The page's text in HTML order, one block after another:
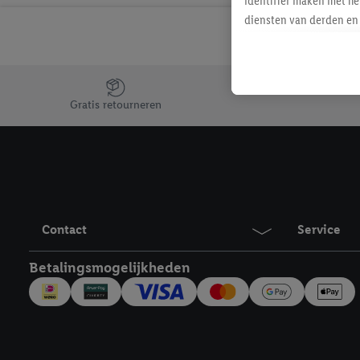
Jouw voordelen bij ons als Lidl webshop klant
Gratis retourneren
Contact Service
Betalingsmogelijkheden
diensten van derden
Als je hiervoor
eerder interesse hebt
maar het niet te
mailadres en met
Onder "Aanpassen"
Door te klikken op
technieken worden
inclusief over de
trekken, vind je in onze
over de cookies die